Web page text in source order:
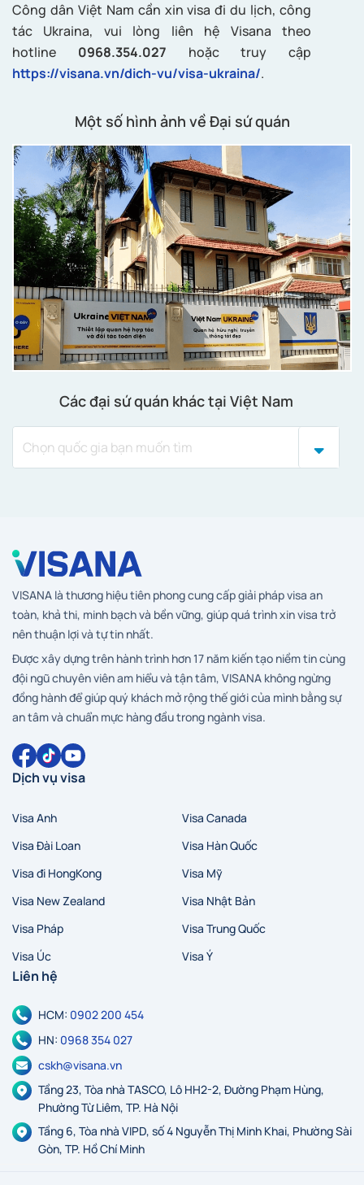
Công dân Việt Nam cần xin visa đi du lịch, công
tác Ukraina, vui lòng liên hệ Visana theo
hotline 0968.354.027 hoặc truy cập
https://visana.vn/dich-vu/visa-ukraina/.
Một số hình ảnh về Đại sứ quán
Các đại sứ quán khác tại Việt Nam
VISANA là thương hiệu tiên phong cung cấp giải pháp visa an
toàn, khả thi, minh bạch và bền vững, giúp quá trình xin visa trở
nên thuận lợi và tự tin nhất.
Được xây dựng trên hành trình hơn 17 năm kiến tạo niềm tin cùng
đội ngũ chuyên viên am hiểu và tận tâm, VISANA không ngừng
đồng hành để giúp quý khách mở rộng thế giới của mình bằng sự
an tâm và chuẩn mực hàng đầu trong ngành visa.
Dịch vụ visa
Visa Anh
Visa Canada
Visa Đài Loan
Visa Hàn Quốc
Visa đi HongKong
Visa Mỹ
Visa New Zealand
Visa Nhật Bản
Visa Pháp
Visa Trung Quốc
Visa Úc
Visa Ý
Liên hệ
HCM: 0902 200 454
HN: 0968 354 027
cskh@visana.vn
Tầng 23, Tòa nhà TASCO, Lô HH2-2, Đường Phạm Hùng,
Phường Từ Liêm, TP. Hà Nội
Tầng 6, Tòa nhà VIPD, số 4 Nguyễn Thị Minh Khai, Phường Sài
Gòn, TP. Hồ Chí Minh